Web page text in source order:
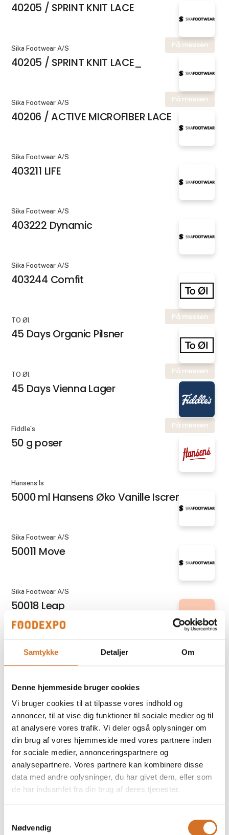
Samtykke Detaljer Om
Denne hjemmeside bruger cookies
Vi bruger cookies til at tilpasse vores indhold og
annoncer, til at vise dig funktioner til sociale medier og til
at analysere vores trafik. Vi deler også oplysninger om
din brug af vores hjemmeside med vores partnere inden
for sociale medier, annonceringspartnere og
analysepartnere. Vores partnere kan kombinere disse
data med andre oplysninger, du har givet dem, eller som
de har indsamlet fra din brug af deres tjenester.
Nødvendig
40205 / SPRINT KNIT LACE
På messen
Sika Footwear A/S
40205 / SPRINT KNIT LACE_
På messen
Sika Footwear A/S
40206 / ACTIVE MICROFIBER LACE
Sika Footwear A/S
403211 LIFE
Sika Footwear A/S
403222 Dynamic
Sika Footwear A/S
403244 Comfit
På messen
TO Øl
45 Days Organic Pilsner
På messen
TO Øl
45 Days Vienna Lager
På messen
Fiddle´s
50 g poser
Hansens Is
5000 ml Hansens Øko Vanille Iscreme
Sika Footwear A/S
50011 Move
Sika Footwear A/S
50018 Leap
5G internet til erhverv
Fiddle´s
70 g poser
Kirkeby Cheese Export
A-Beta 10% fedt, Græsk type
Abrikos Rakija